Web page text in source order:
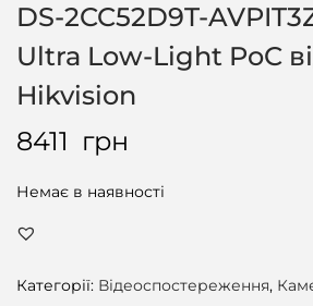
DS-2CC52D9T-
Ultra Low-Light PoC
Hikvision
8411 грн
Немає в наявності
Категорії: Відеоспостереження,